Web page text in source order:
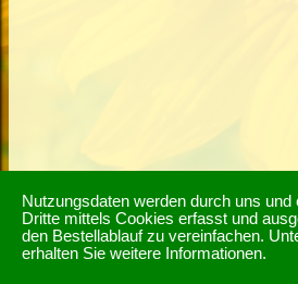
Nutzungsdaten werden durch uns und
Dritte mittels Cookies erfasst und
den Bestellablauf zu vereinfachen.
erhalten Sie weitere Informationen.